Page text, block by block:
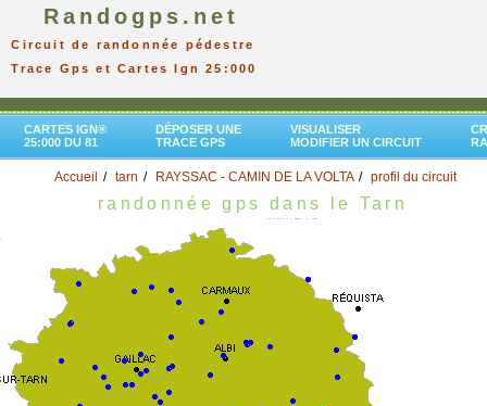
Randogps.net
Circuit de randonnée pédestre
Trace Gps et Cartes Ign 25:000
CARTES IGN®
25:000 DU 81
DÉPOSER UNE
TRACE GPS
VISUALISER
MODIFIER UN CIRCUIT
Accueil tarn RAYSSAC - CAMIN DE LA VOLTA profil du circuit
randonnée gps dans le Tarn